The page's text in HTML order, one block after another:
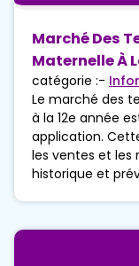
Marché Des
Maternelle À
catégorie :-
Le marché des
à la 12e année
application.
les ventes et les
historique et